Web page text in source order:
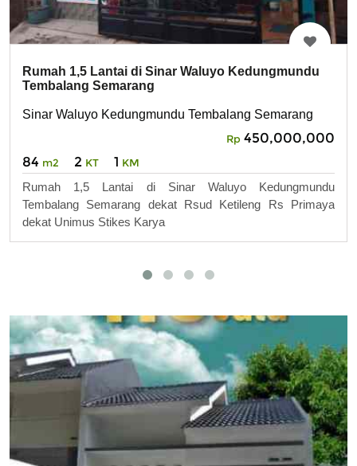
Rumah 1,5 Lantai di Sinar Waluyo Kedungmundu
Tembalang Semarang
Sinar Waluyo Kedungmundu Tembalang Semarang
Rp 450,000,000
84 m2 2 KT 1 KM
Rumah 1,5 Lantai di Sinar Waluyo Kedungmundu
Tembalang Semarang dekat Rsud Ketileng Rs Primaya
dekat Unimus Stikes Karya